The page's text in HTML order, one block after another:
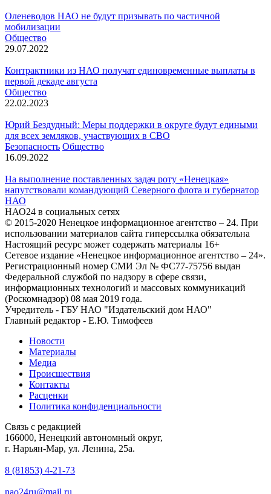
Оленеводов НАО не будут призывать по частичной
мобилизации
Общество
29.07.2022
Контрактники из НАО получат единовременные выплаты в
первой декаде августа
Общество
22.02.2023
Юрий Бездудный: Меры поддержки в округе будут едиными
для всех земляков, участвующих в СВО
Безопасность Общество
16.09.2022
На выполнение поставленных задач роту «Ненецкая»
напутствовали командующий Северного флота и губернатор
НАО
НАО24 в социальных сетях
© 2015-2020 Ненецкое информационное агентство – 24. При
использовании материалов сайта гиперссылка обязательна
Настоящий ресурс может содержать материалы 16+
Сетевое издание «Ненецкое информационное агентство – 24».
Регистрационный номер СМИ Эл № ФС77-75756 выдан
Федеральной службой по надзору в сфере связи,
информационных технологий и массовых коммуникаций
(Роскомнадзор) 08 мая 2019 года.
Учредитель - ГБУ НАО "Издательский дом НАО"
Главный редактор - Е.Ю. Тимофеев
Новости
Материалы
Медиа
Происшествия
Контакты
Расценки
Политика конфиденциальности
Связь с редакцией
166000, Ненецкий автономный округ,
г. Нарьян-Мар, ул. Ленина, 25а.
8 (81853) 4-21-73
nao24ru@mail.ru